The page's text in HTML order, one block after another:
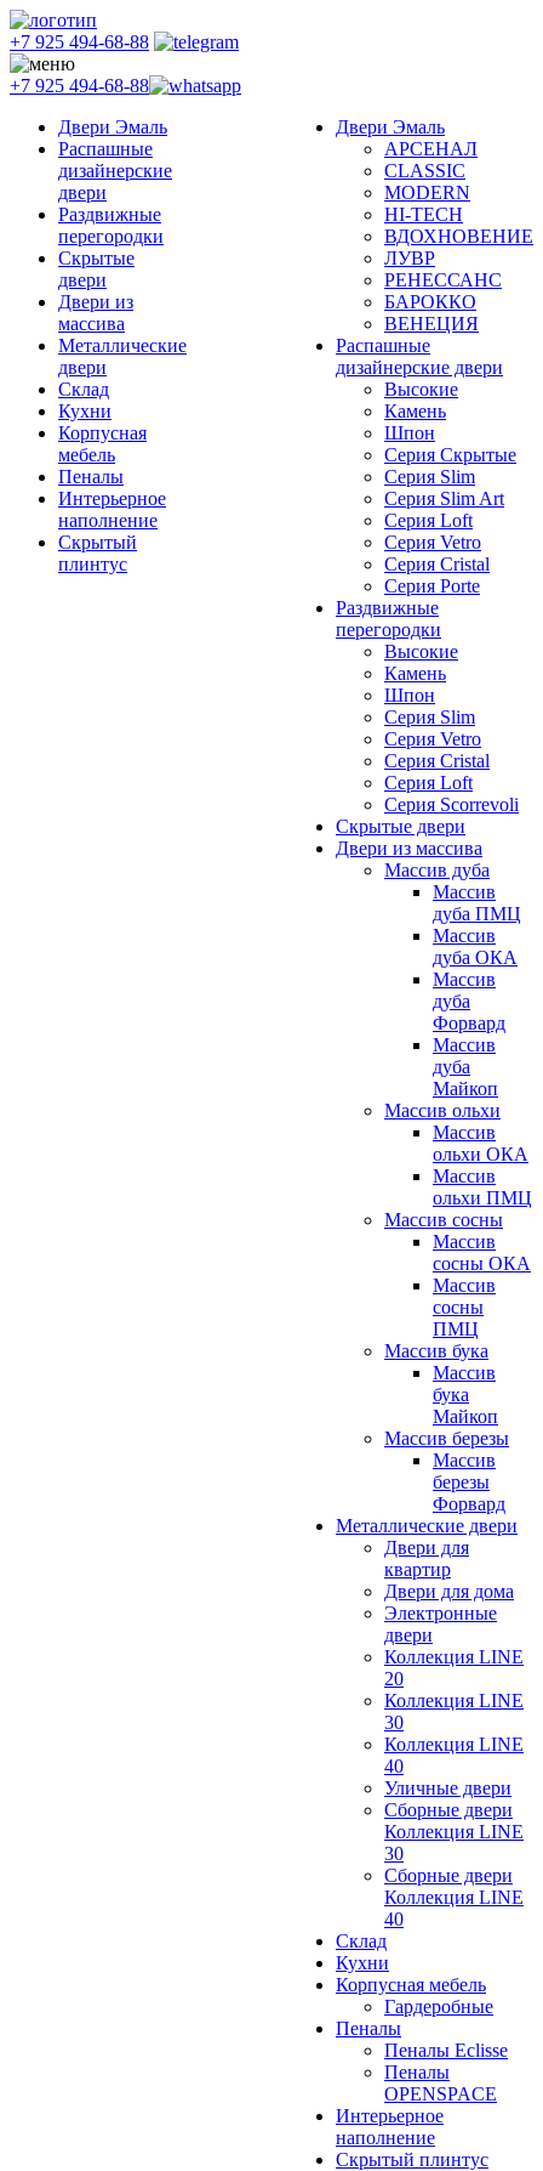
+7 925 494-68-88
+7 925 494-68-88
Двери Эмаль
Распашные
дизайнерские
двери
Раздвижные
перегородки
Скрытые
двери
Двери из
массива
Металлические
двери
Склад
Кухни
Корпусная
мебель
Пеналы
Интерьерное
наполнение
Скрытый
плинтус
Двери Эмаль
АРСЕНАЛ
CLASSIC
MODERN
HI-TECH
ВДОХНОВЕНИЕ
ЛУВР
РЕНЕССАНС
БАРОККО
ВЕНЕЦИЯ
Распашные
дизайнерские двери
Высокие
Камень
Шпон
Серия Скрытые
Серия Slim
Серия Slim Art
Серия Loft
Серия Vetro
Серия Cristal
Серия Porte
Раздвижные
перегородки
Высокие
Камень
Шпон
Серия Slim
Серия Vetro
Серия Cristal
Серия Loft
Серия Scorrevoli
Скрытые двери
Двери из массива
Массив дуба
Массив
дуба ПМЦ
Массив
дуба ОКА
Массив
дуба
Форвард
Массив
дуба
Майкоп
Массив ольхи
Массив
ольхи ОКА
Массив
ольхи ПМЦ
Массив сосны
Массив
сосны ОКА
Массив
сосны
ПМЦ
Массив бука
Массив
бука
Майкоп
Массив березы
Массив
березы
Форвард
Металлические двери
Двери для
квартир
Двери для дома
Электронные
двери
Коллекция LINE
20
Коллекция LINE
30
Коллекция LINE
40
Уличные двери
Сборные двери
Коллекция LINE
30
Сборные двери
Коллекция LINE
40
Склад
Кухни
Корпусная мебель
Гардеробные
Пеналы
Пеналы Eclisse
Пеналы
OPENSPACE
Интерьерное
наполнение
Скрытый плинтус